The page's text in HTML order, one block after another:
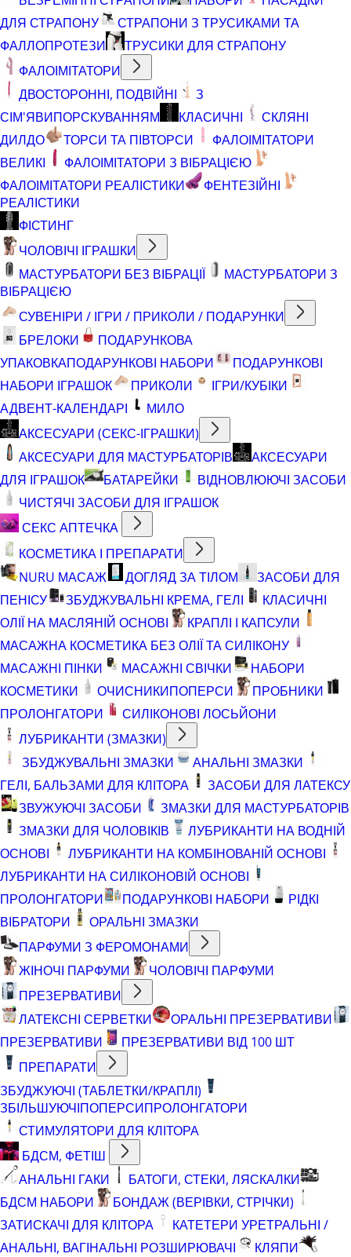
ДЛЯ СТРАПОНУ
СТРАПОНИ З ТРУСИКАМИ ТА
ФАЛЛОПРОТЕЗИ
ТРУСИКИ ДЛЯ СТРАПОНУ
ФАЛОІМІТАТОРИ
ДВОСТОРОННІ, ПОДВІЙНІ
З
СІМ'ЯВИПОРСКУВАННЯМ
КЛАСИЧНІ
СКЛЯНІ
ДИЛДО
ТОРСИ ТА ПІВТОРСИ
ФАЛОІМІТАТОРИ
ВЕЛИКІ
ФАЛОІМІТАТОРИ З ВІБРАЦІЄЮ
ФАЛОІМІТАТОРИ РЕАЛІСТИКИ
ФЕНТЕЗІЙНІ
РЕАЛІСТИКИ
ФІСТИНГ
ЧОЛОВІЧІ ІГРАШКИ
МАСТУРБАТОРИ БЕЗ ВІБРАЦІЇ
МАСТУРБАТОРИ З
ВІБРАЦІЄЮ
СУВЕНІРИ / ІГРИ / ПРИКОЛИ / ПОДАРУНКИ
БРЕЛОКИ
ПОДАРУНКОВА
УПАКОВКАПОДАРУНКОВІ НАБОРИ
ПОДАРУНКОВІ
НАБОРИ ІГРАШОК
ПРИКОЛИ
ІГРИ/КУБІКИ
АДВЕНТ-КАЛЕНДАРІ
МИЛО
АКСЕСУАРИ (СЕКС-ІГРАШКИ)
АКСЕСУАРИ ДЛЯ МАСТУРБАТОРІВ
АКСЕСУАРИ
ДЛЯ ІГРАШОК
БАТАРЕЙКИ
ВІДНОВЛЮЮЧІ ЗАСОБИ
ЧИСТЯЧІ ЗАСОБИ ДЛЯ ІГРАШОК
СЕКС АПТЕЧКА
КОСМЕТИКА І ПРЕПАРАТИ
NURU МАСАЖ
ДОГЛЯД ЗА ТІЛОМ
ЗАСОБИ ДЛЯ
ПЕНІСУ
ЗБУДЖУВАЛЬНІ КРЕМА, ГЕЛІ
КЛАСИЧНІ
ОЛІЇ НА МАСЛЯНІЙ ОСНОВІ
КРАПЛІ І КАПСУЛИ
МАСАЖНА КОСМЕТИКА БЕЗ ОЛІЇ ТА СИЛІКОНУ
МАСАЖНІ ПІНКИ
МАСАЖНІ СВІЧКИ
НАБОРИ
КОСМЕТИКИ
ОЧИСНИКИПОПЕРСИ
ПРОБНИКИ
ПРОЛОНГАТОРИ
СИЛІКОНОВІ ЛОСЬЙОНИ
ЛУБРИКАНТИ (ЗМАЗКИ)
ЗБУДЖУВАЛЬНІ ЗМАЗКИ
АНАЛЬНІ ЗМАЗКИ
ГЕЛІ, БАЛЬЗАМИ ДЛЯ КЛІТОРА
ЗАСОБИ ДЛЯ ЛАТЕКСУ
ЗВУЖУЮЧІ ЗАСОБИ
ЗМАЗКИ ДЛЯ МАСТУРБАТОРІВ
ЗМАЗКИ ДЛЯ ЧОЛОВІКІВ
ЛУБРИКАНТИ НА ВОДНІЙ
ОСНОВІ
ЛУБРИКАНТИ НА КОМБІНОВАНІЙ ОСНОВІ
ЛУБРИКАНТИ НА СИЛІКОНОВІЙ ОСНОВІ
ПРОЛОНГАТОРИ
ПОДАРУНКОВІ НАБОРИ
РІДКІ
ВІБРАТОРИ
ОРАЛЬНІ ЗМАЗКИ
ПАРФУМИ З ФЕРОМОНАМИ
ЖІНОЧІ ПАРФУМИ
ЧОЛОВІЧІ ПАРФУМИ
ПРЕЗЕРВАТИВИ
ЛАТЕКСНІ СЕРВЕТКИ
ОРАЛЬНІ ПРЕЗЕРВАТИВИ
ПРЕЗЕРВАТИВИ
ПРЕЗЕРВАТИВИ ВІД 100 ШТ
ПРЕПАРАТИ
ЗБУДЖУЮЧІ (ТАБЛЕТКИ/КРАПЛІ)
ЗБІЛЬШУЮЧІПОПЕРСИПРОЛОНГАТОРИ
СТИМУЛЯТОРИ ДЛЯ КЛІТОРА
БДСМ, ФЕТІШ
АНАЛЬНІ ГАКИ
БАТОГИ, СТЕКИ, ЛЯСКАЛКИ
БДСМ НАБОРИ
БОНДАЖ (ВЕРІВКИ, СТРІЧКИ)
ЗАТИСКАЧІ ДЛЯ КЛІТОРА
КАТЕТЕРИ УРЕТРАЛЬНІ /
АНАЛЬНІ, ВАГІНАЛЬНІ РОЗШИРЮВАЧІ
КЛЯПИ